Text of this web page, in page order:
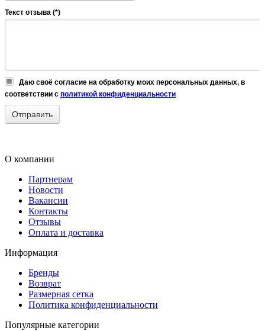
Текст отзыва (*)
Даю своё согласие на обработку моих персональных данных, в
соответствии с политикой конфиденциальности
О компании
Партнерам
Новости
Вакансии
Контакты
Отзывы
Оплата и доставка
Информация
Бренды
Возврат
Размерная сетка
Политика конфиденциальности
Популярные категории